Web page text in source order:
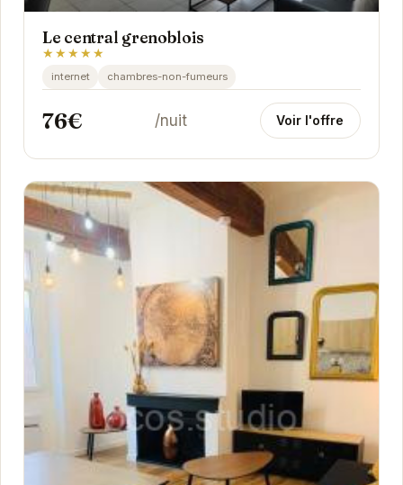
Le central grenoblois
★★★★★
internet chambres-non-fumeurs
76€ /nuit Voir l'offre